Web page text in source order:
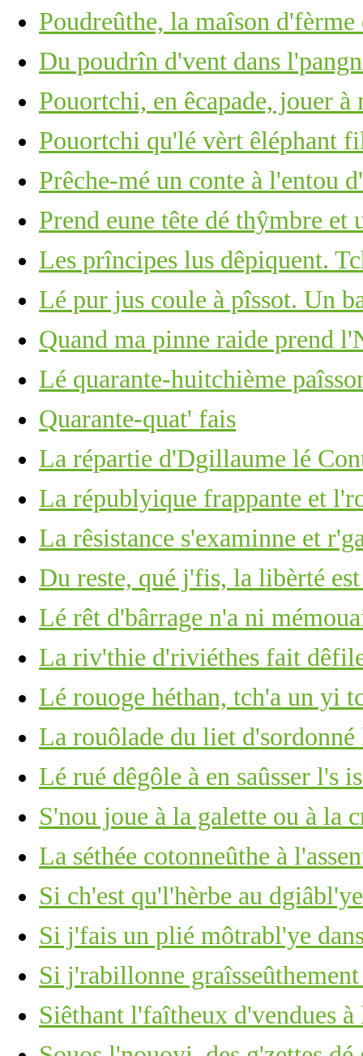
Poudreûthe, la maîson
Du poudrîn d'vent dans
Pouortchi, en êcapade, jouer à
Pouortchi qu'lé vèrt êléphant
Prêche-mé un conte à l'entou
Prend eune tête dé thŷmbre et
Les prîncipes lus dêpiquent.
Lé pur jus coule à pîssot. Un
Quand ma pinne raide prend
Lé quarante-huitchième
Quarante-quat' fais
La répartie d'Dgillaume lé
La républyique frappante et
La rêsistance s'examinne et
Du reste, qué j'fis, la libèrté
Lé rêt d'bârrage n'a ni
La riv'thie d'riviéthes fait
Lé rouoge héthan, tch'a un yi
La rouôlade du liet d'sordonné
Lé rué dêgôle à en saûsser l's
S'nou joue à la galette ou à la
La séthée cotonneûthe à
Si ch'est qu'l'hèrbe au
Si j'fais un plié môtrabl'ye
Si j'rabillonne
Siêthant l'faîtheux d'vendues